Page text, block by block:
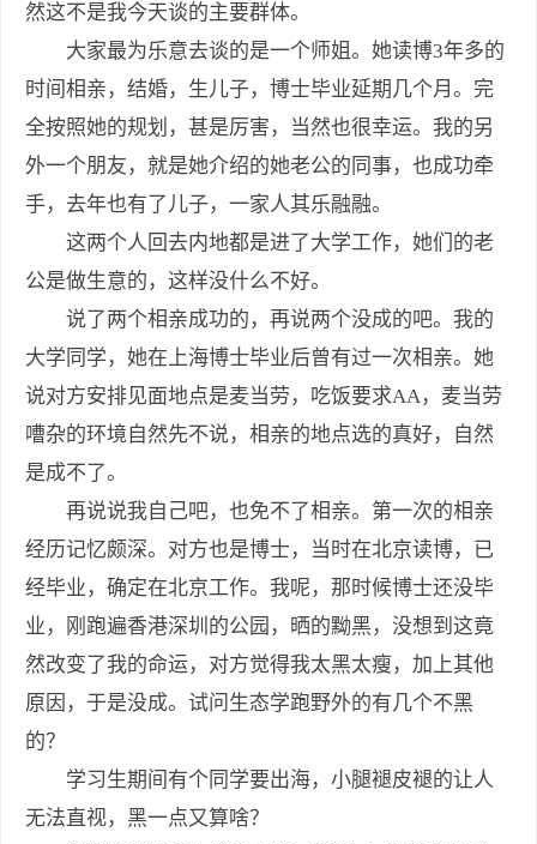
然这不是我今天谈的主要群体。
大家最为乐意去谈的是一个师姐。她读博3年多的
时间相亲，结婚，生儿子，博士毕业延期几个月。完
全按照她的规划，甚是厉害，当然也很幸运。我的另
外一个朋友，就是她介绍的她老公的同事，也成功牵
手，去年也有了儿子，一家人其乐融融。
这两个人回去内地都是进了大学工作，她们的老
公是做生意的，这样没什么不好。
说了两个相亲成功的，再说两个没成的吧。我的
大学同学，她在上海博士毕业后曾有过一次相亲。她
说对方安排见面地点是麦当劳，吃饭要求AA，麦当劳
嘈杂的环境自然先不说，相亲的地点选的真好，自然
是成不了。
再说说我自己吧，也免不了相亲。第一次的相亲
经历记忆颇深。对方也是博士，当时在北京读博，已
经毕业，确定在北京工作。我呢，那时候博士还没毕
业，刚跑遍香港深圳的公园，晒的黝黑，没想到这竟
然改变了我的命运，对方觉得我太黑太瘦，加上其他
原因，于是没成。试问生态学跑野外的有几个不黑
的？
学习生期间有个同学要出海，小腿褪皮褪的让人
无法直视，黑一点又算啥？